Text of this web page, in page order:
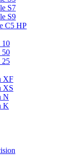
S7
S9
C5 HP
10
50
25
XF
XS
N
K